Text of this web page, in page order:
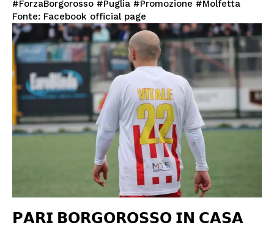
#ForzaBorgorosso #Puglia #Promozione #Molfetta
Fonte: Facebook official page
𝗣𝗔𝗥𝗜 𝗕𝗢𝗥𝗚𝗢𝗥𝗢𝗦𝗦𝗢 𝗜𝗡 𝗖𝗔𝗦𝗔